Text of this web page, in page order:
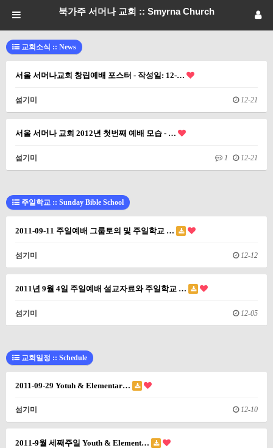
북가주 서머나 교회 :: Smyrna Church
교회소식 :: News
서울 서머나교회 창립예배 포스터 - 작성일: 12-…
섬기미 12-21
서울 서머나 교회 2012년 첫번째 예배 모습 - …
섬기미 1 12-21
주일학교 :: Sunday Bible School
2011-09-11 주일예배 그룹토의 및 주일학교 …
섬기미 12-12
2011년 9월 4일 주일예배 설교자료와 주일학교 …
섬기미 12-05
교회일정 :: Schedule
2011-09-29 Yotuh & Elementar…
섬기미 12-10
2011-9월 세째주일 Youth & Element…